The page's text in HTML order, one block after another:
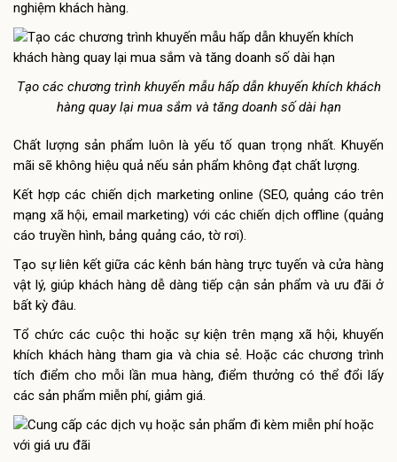
nghiệm khách hàng.
Tạo các chương trình khuyến mẫu hấp dẫn khuyến khích khách
hàng quay lại mua sắm và tăng doanh số dài hạn
Chất lượng sản phẩm luôn là yếu tố quan trọng nhất. Khuyến
mãi sẽ không hiệu quả nếu sản phẩm không đạt chất lượng.
Kết hợp các chiến dịch marketing online (SEO, quảng cáo trên
mạng xã hội, email marketing) với các chiến dịch offline (quảng
cáo truyền hình, bảng quảng cáo, tờ rơi).
Tạo sự liên kết giữa các kênh bán hàng trực tuyến và cửa hàng
vật lý, giúp khách hàng dễ dàng tiếp cận sản phẩm và ưu đãi ở
bất kỳ đâu.
Tổ chức các cuộc thi hoặc sự kiện trên mạng xã hội, khuyến
khích khách hàng tham gia và chia sẻ. Hoặc các chương trình
tích điểm cho mỗi lần mua hàng, điểm thưởng có thể đổi lấy
các sản phẩm miễn phí, giảm giá.